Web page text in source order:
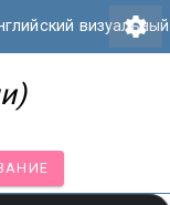
settings